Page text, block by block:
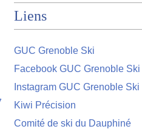
Liens
GUC Grenoble Ski
Facebook GUC Grenoble Ski
Instagram GUC Grenoble Ski
Kiwi Précision
Comité de ski du Dauphiné